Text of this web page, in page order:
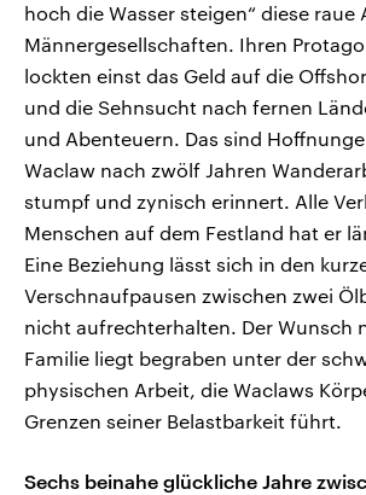
hoch die Wasser steigen“ diese raue
Männergesellschaften. Ihren
lockten einst das Geld auf die
und die Sehnsucht nach fernen
und Abenteuern. Das sind
Waclaw nach zwölf Jahren
stumpf und zynisch erinnert. Alle
Menschen auf dem Festland hat er
Eine Beziehung lässt sich in den
Verschnaufpausen zwischen zwei
nicht aufrechterhalten. Der Wunsch
Familie liegt begraben unter der
physischen Arbeit, die Waclaws
Grenzen seiner Belastbarkeit führt.
Sechs beinahe glückliche Jahre